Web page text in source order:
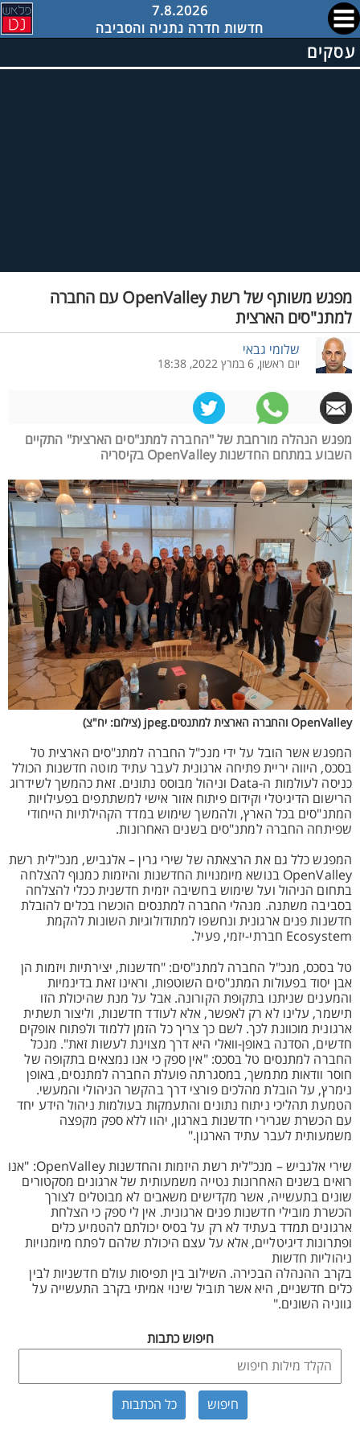
7.8.2026
חדשות חדרה נתניה והסביבה
עסקים
מפגש משותף של רשת OpenValley עם החברה
למתנ"סים הארצית
שלומי גבאי
יום ראשון, 6 במרץ 2022, 18:38
מפגש הנהלה מורחבת של "החברה למתנ"סים הארצית" התקיים
השבוע במתחם החדשנות OpenValley בקיסריה
OpenValley והחברה הארצית למתנסים.jpeg (צילום: יח"צ)
המפגש אשר הובל על ידי מנכ"ל החברה למתנ"סים הארצית טל
בסכס, היווה יריית פתיחה ארגונית לעבר עתיד מוטה חדשנות הכולל
כניסה לעולמות ה-Data וניהול מבוסס נתונים. זאת כהמשך לשידרוג
הרישום הדיגיטלי וקידום פיתוח אזור אישי למשתתפים בפעילויות
המתנ"סים בכל הארץ, ולהמשך שימוש במדד הקהילתיות הייחודי
שפיתחה החברה למתנ"סים בשנים האחרונות.
המפגש כלל גם את הרצאתה של שירי גרין – אלגביש, מנכ"לית רשת
OpenValley בנושא מיומנויות החדשנות והיזמות כמנוף להצלחה
בתחום הניהול ועל שימוש בחשיבה יזמית חדשנית ככלי להצלחה
בסביבה משתנה. מנהלי החברה למתנסים הוכשרו בכלים להובלת
חדשנות פנים ארגונית ונחשפו למתודולוגיות השונות להקמת
Ecosystem חברתי-יזמי, פעיל.
טל בסכס, מנכ"ל החברה למתנ"סים: "חדשנות, יצירתיות ויזמות הן
אבן יסוד בפעולות המתנ"סים השוטפות, וראינו זאת בדינמיות
והמענים שניתנו בתקופת הקורונה. אבל על מנת שהיכולת הזו
תישמר, עלינו לא רק לאפשר, אלא לעודד חדשנות, וליצור תשתית
ארגונית מוכוונת לכך. לשם כך צריך כל הזמן ללמוד ולפתוח אופקים
חדשים, הסדנה באופן-וואלי היא דרך מצוינת לעשות זאת". מנכל
החברה למתנסים טל בסכס: "אין ספק כי אנו נמצאים בתקופה של
חוסר וודאות מתמשך, במסגרתה פועלת החברה למתנסים, באופן
נימרץ, על הובלת מהלכים פורצי דרך בהקשר הניהולי והמעשי.
הטמעת תהליכי ניתוח נתונים והתעמקות בעולמות ניהול הידע יחד
עם הכשרת שגרירי חדשנות בארגון, יהוו ללא ספק מקפצה
משמעותית לעבר עתיד הארגון."
שירי אלגביש – מנכ"לית רשת היזמות והחדשנות OpenValley: "אנו
רואים בשנים האחרונות נטייה משמעותית של ארגונים מסקטורים
שונים בתעשייה, אשר מקדישים משאבים לא מבוטלים לצורך
הכשרת מובילי חדשנות פנים ארגונית. אין לי ספק כי הצלחת
ארגונים תמדד בעתיד לא רק על בסיס יכולתם להטמיע כלים
ופתרונות דיגיטליים, אלא על עצם היכולת שלהם לפתח מיומנויות
ניהוליות חדשות
בקרב ההנהלה הבכירה. השילוב בין תפיסות עולם חדשניות לבין
כלים חדשניים, היא אשר תוביל שינוי אמיתי בקרב התעשייה על
גווניה השונים."
חיפוש כתבות
כל הכתבות